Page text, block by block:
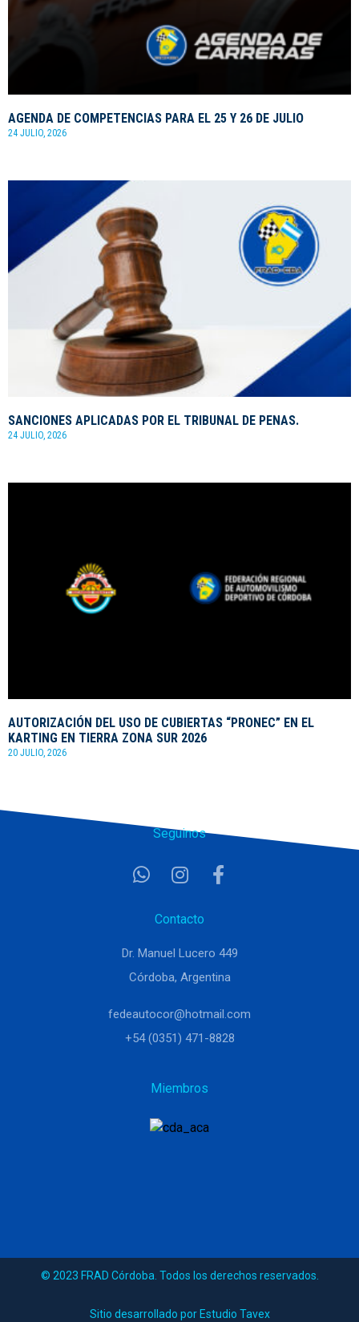
AGENDA DE COMPETENCIAS PARA EL 25 Y 26 DE JULIO
24 JULIO, 2026
SANCIONES APLICADAS POR EL TRIBUNAL DE PENAS.
24 JULIO, 2026
AUTORIZACIÓN DEL USO DE CUBIERTAS “PRONEC” EN EL
KARTING EN TIERRA ZONA SUR 2026
20 JULIO, 2026
Seguinos
Contacto
Dr. Manuel Lucero 449
Córdoba, Argentina
fedeautocor@hotmail.com
+54 (0351) 471-8828
Miembros
© 2023 FRAD Córdoba. Todos los derechos reservados.
Sitio desarrollado por Estudio Tavex